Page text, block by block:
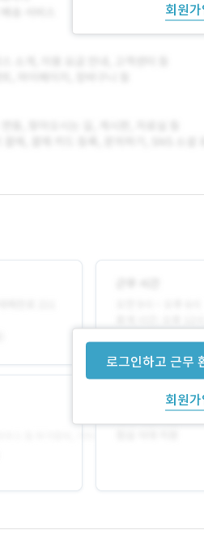
회원가
로그인하고 근무
회원가